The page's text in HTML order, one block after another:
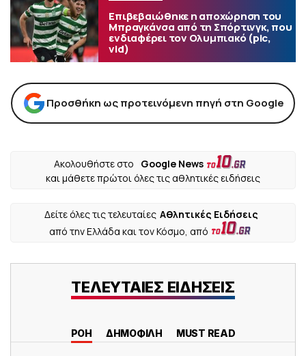
Επιβεβαιώθηκε η αποχώρηση του
Μπραγκάνσα από τη Σπόρτινγκ, που
ενδιαφέρει τον Ολυμπιακό (pic,
vid)
Προσθήκη ως προτεινόμενη πηγή στη Google
Ακολουθήστε στο
Google News
και μάθετε πρώτοι όλες τις αθλητικές ειδήσεις
Δείτε όλες τις τελευταίες Αθλητικές Ειδήσεις
από την Ελλάδα και τον Κόσμο, από
ΤΕΛΕΥΤΑΙΕΣ ΕΙΔΗΣΕΙΣ
ΡΟΗ ΔΗΜΟΦΙΛΗ MUST READ